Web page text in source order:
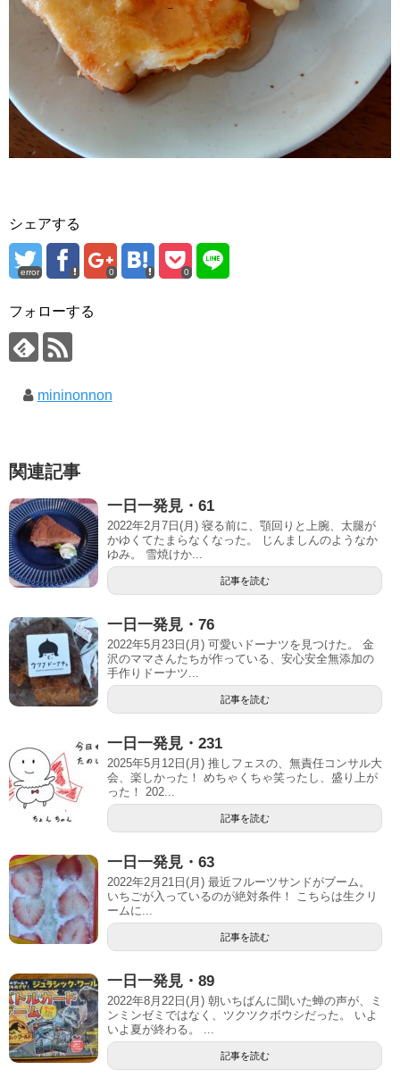
シェアする
error 0 0
フォローする
mininonnon
関連記事
一日一発見・61
2022年2月7日(月) 寝る前に、顎回りと上腕、太腿が
かゆくてたまらなくなった。 じんましんのようなか
ゆみ。 雪焼けか...
記事を読む
一日一発見・76
2022年5月23日(月) 可愛いドーナツを見つけた。 金
沢のママさんたちが作っている、安心安全無添加の
手作りドーナツ...
記事を読む
一日一発見・231
2025年5月12日(月) 推しフェスの、無責任コンサル大
会、楽しかった！ めちゃくちゃ笑ったし、盛り上が
った！ 202...
記事を読む
一日一発見・63
2022年2月21日(月) 最近フルーツサンドがブーム。
いちごが入っているのが絶対条件！ こちらは生クリ
ームに...
記事を読む
一日一発見・89
2022年8月22日(月) 朝いちばんに聞いた蝉の声が、ミ
ンミンゼミではなく、ツクツクボウシだった。 いよ
いよ夏が終わる。 ...
記事を読む